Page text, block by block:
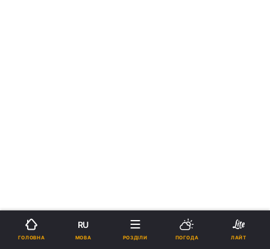
ГОЛОВНА
RU
МОВА РОЗДІЛИ ПОГОДА ЛАЙТ